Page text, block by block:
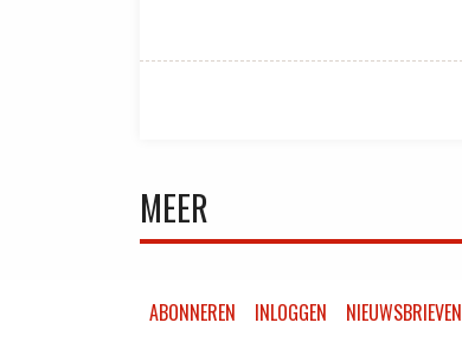
MEER
ABONNEREN INLOGGEN NIEUWSBRIEVEN